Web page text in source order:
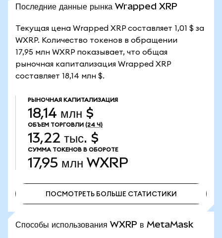
Последние данные рынка Wrapped XRP
Текущая цена Wrapped XRP составляет 1,01 $ за
WXRP. Количество токенов в обращении
17,95 млн WXRP показывает, что общая
рыночная капитализация Wrapped XRP
составляет 18,14 млн $.
РЫНОЧНАЯ КАПИТАЛИЗАЦИЯ
18,14 млн $
ОБЪЕМ ТОРГОВЛИ (24 Ч)
13,22 тыс. $
СУММА ТОКЕНОВ В ОБОРОТЕ
17,95 млн WXRP
ПОСМОТРЕТЬ БОЛЬШЕ СТАТИСТИКИ
Способы использования WXRP в MetaMask